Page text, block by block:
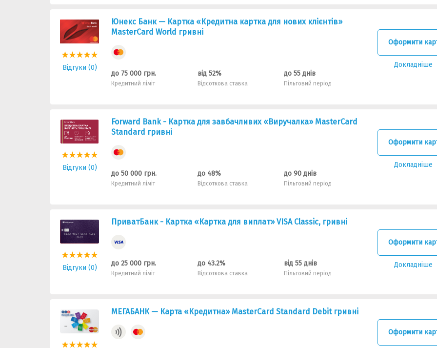
Відгуки (0)
Юнекс Банк — Картка «Кредитна картка для нових клієнтів»
MasterCard World гривні
до 75 000 грн.
Кредитний ліміт
від 52%
Відсоткова ставка
до 55 днів
Пільговий період
Оформити
Докладніше
Відгуки (0)
Forward Bank - Картка для завбачливих «Виручалка» MasterCard
Standard гривні
до 50 000 грн.
Кредитний ліміт
до 48%
Відсоткова ставка
до 90 днів
Пільговий період
Оформити
Докладніше
Відгуки (0)
ПриватБанк - Картка «Картка для виплат» VISA Classic, гривні
до 25 000 грн.
Кредитний ліміт
до 43.2%
Відсоткова ставка
від 55 днів
Пільговий період
Оформити
Докладніше
МЕГАБАНК — Карта «Кредитна» MasterCard Standard Debit гривнi
Оформити